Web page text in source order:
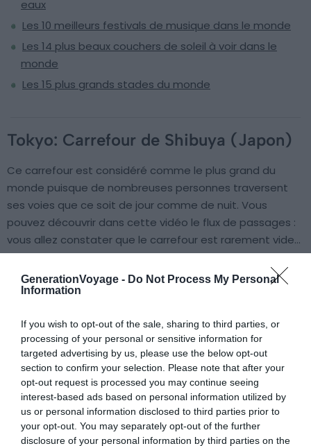
GenerationVoyage - Do Not Process My Personal
Information
If you wish to opt-out of the sale, sharing to third parties, or
processing of your personal or sensitive information for
targeted advertising by us, please use the below opt-out
section to confirm your selection. Please note that after your
opt-out request is processed you may continue seeing
interest-based ads based on personal information utilized by
us or personal information disclosed to third parties prior to
your opt-out. You may separately opt-out of the further
disclosure of your personal information by third parties on the
eaux
Les 10 meilleurs festivals de musique dans le monde
Les 14 plus beaux couchers de soleil à voir dans le
monde
Les 15 plus grands stades du monde
Tokyo: Carrefour de Shibuya (Japon)
Ce carrefour est considéré comme le plus grand du
monde puisque de nombreuses personnes traversent
ses voies que ce soit de jour comme de nuit. Vous
pouvez découvrir dans cette vidéo le flux de passages :
vous allez constater que le carrefour est rarement vide…